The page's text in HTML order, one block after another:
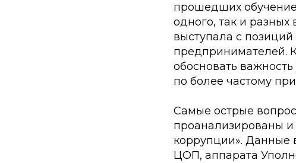
прошедших
одного, так и
выступала с
предпринимателей.
обосновать
по более частому
Самые острые
проанализированы
коррупции». Данные
ЦОП, аппарата